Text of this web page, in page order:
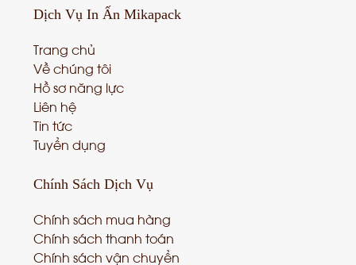
Dịch Vụ In Ấn Mikapack
Trang chủ
Về chúng tôi
Hồ sơ năng lực
Liên hệ
Tin tức
Tuyển dụng
Chính Sách Dịch Vụ
Chính sách mua hàng
Chính sách thanh toán
Chính sách vận chuyển